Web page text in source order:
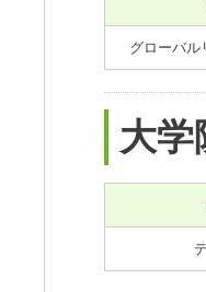
グローバ
大学